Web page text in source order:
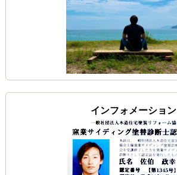
インフォメーション